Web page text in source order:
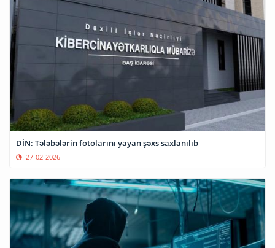
DİN: Tələbələrin fotolarını yayan şəxs saxlanılıb
27-02-2026